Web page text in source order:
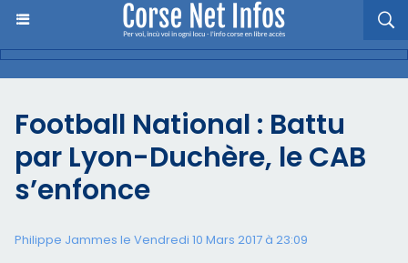
Football National : Battu
par Lyon-Duchère, le CAB
s’enfonce
Philippe Jammes le Vendredi 10 Mars 2017 à 23:09